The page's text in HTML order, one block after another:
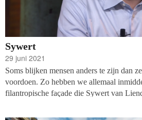
Sywert
29 juni 2021
Soms blijken mensen anders te zijn dan
voordoen. Zo hebben we allemaal
filantropische façade die Sywert van